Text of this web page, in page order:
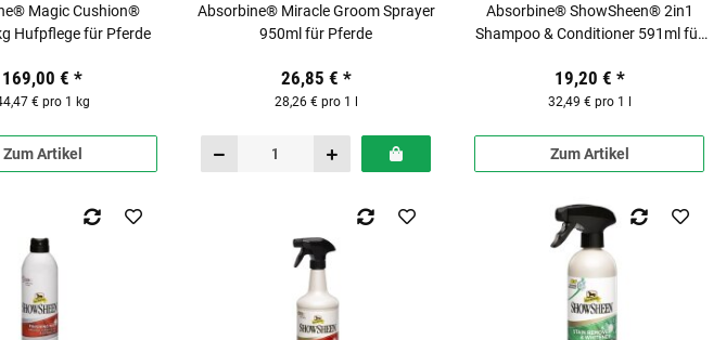
Magic Cushion®
Hufpflege für Pferde
169,00 € *
€ pro 1 kg
Zum Artikel
Absorbine® Miracle Groom Sprayer
950ml für Pferde
26,85 € *
28,26 € pro 1 l
Absorbine® ShowSheen® 2in1
Shampoo & Conditioner 591ml für
19,20 € *
32,49 € pro 1 l
Zum Artikel